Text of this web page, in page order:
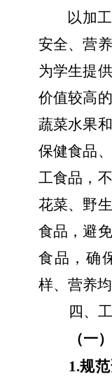
以加
安全、营
为学生提
价值较高
蔬菜水果
保健食品
工食品，
花菜、野
食品 ，避
食品，确
样、营养均
四、
（一
1.规范